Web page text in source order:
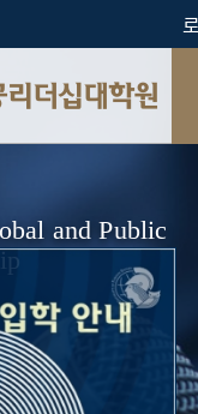
더십대학원
and Public